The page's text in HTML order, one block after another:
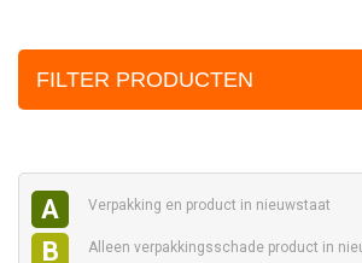
FILTER PRODUCTEN
A Verpakking en product in nieuwstaat
B Alleen verpakkingsschade product in